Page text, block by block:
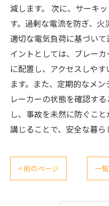
減します。 次に、サーキ
す。過剰な電流を防ぎ、火
適切な電気負荷に基づい
イントとしては、ブレー
に配置し、アクセスしや
ます。また、定期的なメ
レーカーの状態を確認す
し、事故を未然に防ぐこ
講じることで、安全な暮ら
< 前のページ 一